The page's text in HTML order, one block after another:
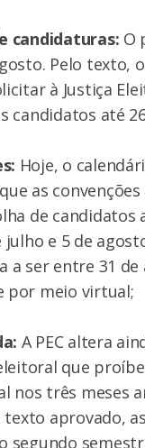
candidaturas: O
Pelo texto,
à Justiça
candidatos até
Hoje, o
as
de candidatos
e 5 de
a ser entre 31 de
por meio virtual;
A PEC altera
que
nos três meses
texto aprovado,
segundo